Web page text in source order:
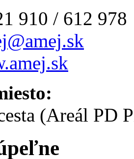
910 / 612 978
(Areál PD